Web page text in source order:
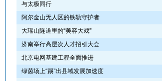
与太极同行
阿尔金山无人区的铁轨守护者
大瑶山隧道里的“美容大戏”
济南举行高层次人才招引大会
北京电网基建工程全面推进
绿茵场上“踢”出县域发展加速度